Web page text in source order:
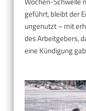
geführt, bleibt der
ungenutzt – mit
des Arbeitgebers,
eine Kündigung